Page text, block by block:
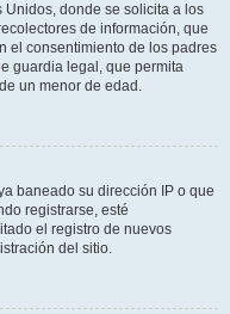
donde se solicita a los
de información, que
el consentimiento de los padres
guardia legal, que permita
un menor de edad.
baneado su dirección IP o que
registrarse, esté
el registro de nuevos
del sitio.